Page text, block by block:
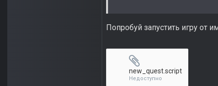
Попробуй запустить игру от
new_quest.script
Недоступно